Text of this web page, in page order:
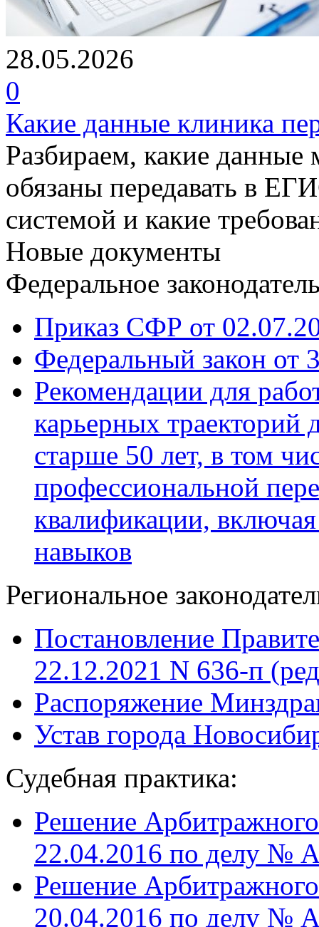
28.05.2026
0
Какие данные клиника
Разбираем, какие данные
обязаны передавать в
системой и какие
Новые документы
Федеральное
Приказ СФР от
Федеральный закон от
Рекомендации для
карьерных траекторий
старше 50 лет, в том
профессиональной
квалификации,
навыков
Региональное
Постановление
22.12.2021 N 636-п
Распоряжение
Устав города
Судебная практика:
Решение
22.04.2016 по делу №
Решение
20.04.2016 по делу №